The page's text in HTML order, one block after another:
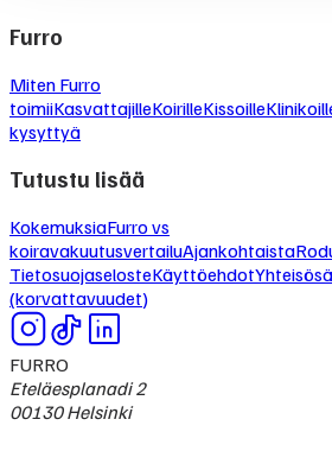
Furro
Miten Furro
toimiiKasvattajilleKoirilleKissoille
kysyttyä
Tutustu lisää
KokemuksiaFurro vs
koiravakuutusvertailuAjankohtaista
TietosuojaselosteKäyttöehdot
(korvattavuudet)
FURRO
Eteläesplanadi 2
00130 Helsinki